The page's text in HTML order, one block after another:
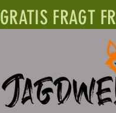
GRATIS FRAGT